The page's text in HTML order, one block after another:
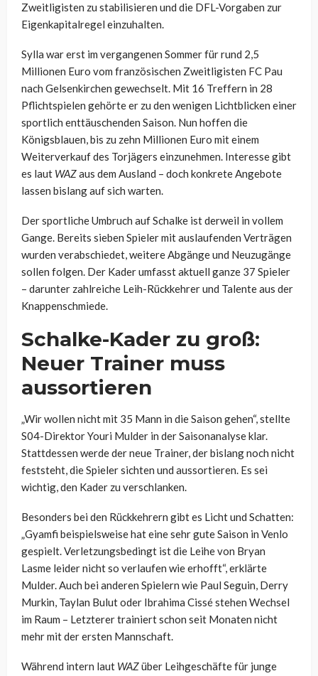
Zweitligisten zu stabilisieren und die DFL-Vorgaben zur
Eigenkapitalregel einzuhalten.
Sylla war erst im vergangenen Sommer für rund 2,5
Millionen Euro vom französischen Zweitligisten FC Pau
nach Gelsenkirchen gewechselt. Mit 16 Treffern in 28
Pflichtspielen gehörte er zu den wenigen Lichtblicken einer
sportlich enttäuschenden Saison. Nun hoffen die
Königsblauen, bis zu zehn Millionen Euro mit einem
Weiterverkauf des Torjägers einzunehmen. Interesse gibt
es laut WAZaus dem Ausland – doch konkrete Angebote
lassen bislang auf sich warten.
Der sportliche Umbruch auf Schalke ist derweil in vollem
Gange. Bereits sieben Spieler mit auslaufenden Verträgen
wurden verabschiedet, weitere Abgänge und Neuzugänge
sollen folgen. Der Kader umfasst aktuell ganze 37 Spieler
– darunter zahlreiche Leih-Rückkehrer und Talente aus der
Knappenschmiede.
Schalke-Kader zu groß:
Neuer Trainer muss
aussortieren
„Wir wollen nicht mit 35 Mann in die Saison gehen“, stellte
S04-Direktor Youri Mulder in der Saisonanalyse klar.
Stattdessen werde der neue Trainer, der bislang noch nicht
feststeht, die Spieler sichten und aussortieren. Es sei
wichtig, den Kader zu verschlanken.
Besonders bei den Rückkehrern gibt es Licht und Schatten:
„Gyamfi beispielsweise hat eine sehr gute Saison in Venlo
gespielt. Verletzungsbedingt ist die Leihe von Bryan
Lasme leider nicht so verlaufen wie erhofft“, erklärte
Mulder. Auch bei anderen Spielern wie Paul Seguin, Derry
Murkin, Taylan Bulut oder Ibrahima Cissé stehen Wechsel
im Raum – Letzterer trainiert schon seit Monaten nicht
mehr mit der ersten Mannschaft.
Während intern laut WAZüber Leihgeschäfte für junge